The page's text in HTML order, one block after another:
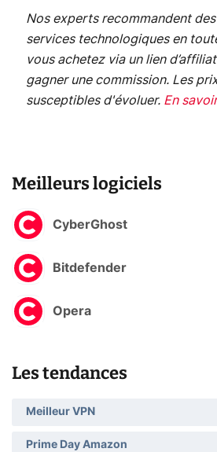
Nos experts recommandent
services technologiques en
vous achetez via un lien
gagner une commission. Les
susceptibles d'évoluer. En
Meilleurs logiciels
CyberGhost
Bitdefender
Opera
Les tendances
Meilleur VPN
Prime Day Amazon